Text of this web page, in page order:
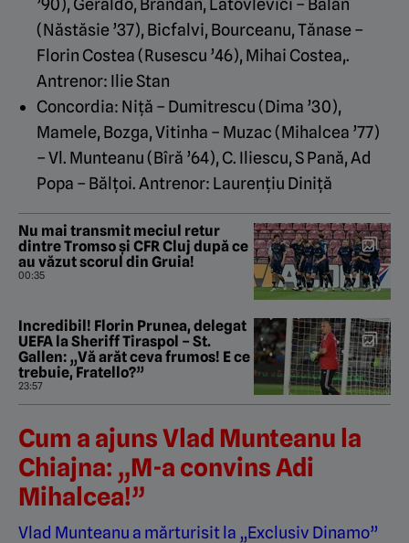
’90), Geraldo, Brandan, Latovlevici – Bălan
(Năstăsie ’37), Bicfalvi, Bourceanu, Tănase –
Florin Costea (Rusescu ’46), Mihai Costea,.
Antrenor: Ilie Stan
Concordia: Niţă – Dumitrescu (Dima ’30),
Mamele, Bozga, Vitinha – Muzac (Mihalcea ’77)
– Vl. Munteanu (Bîră ’64), C. Iliescu, S Pană, Ad
Popa – Bălţoi. Antrenor: Laurenţiu Diniţă
Nu mai transmit meciul retur
dintre Tromso și CFR Cluj după ce
au văzut scorul din Gruia!
00:35
Incredibil! Florin Prunea, delegat
UEFA la Sheriff Tiraspol – St.
Gallen: „Vă arăt ceva frumos! E ce
trebuie, Fratello?”
23:57
Cum a ajuns Vlad Munteanu la
Chiajna: „M-a convins Adi
Mihalcea!”
Vlad Munteanu a mărturisit la „Exclusiv Dinamo”